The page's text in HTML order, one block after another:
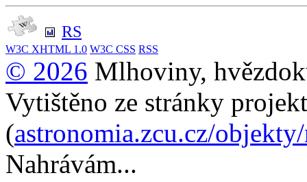
RS
W3C XHTML 1.0 W3C CSS RSS
© 2026 Mlhoviny,
Vytištěno ze stránky
(astronomia.zcu.cz/
Nahrávám...